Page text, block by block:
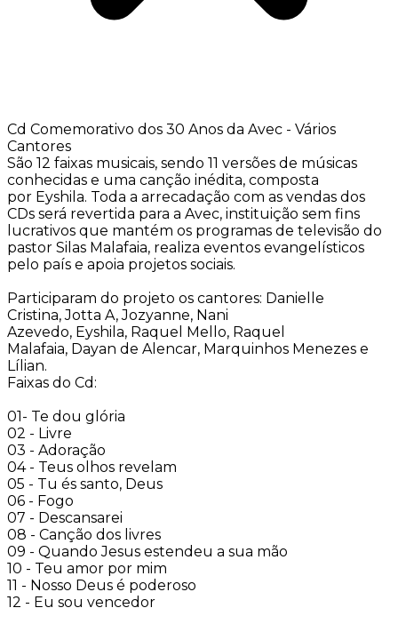
Cd Comemorativo dos 30 Anos da Avec - Vários
Cantores
São 12 faixas musicais, sendo 11 versões de músicas
conhecidas e uma canção inédita, composta
por Eyshila. Toda a arrecadação com as vendas dos
CDs será revertida para a Avec, instituição sem fins
lucrativos que mantém os programas de televisão do
pastor Silas Malafaia, realiza eventos evangelísticos
pelo país e apoia projetos sociais.
Participaram do projeto os cantores: Danielle
Cristina, Jotta A, Jozyanne, Nani
Azevedo, Eyshila, Raquel Mello, Raquel
Malafaia, Dayan de Alencar, Marquinhos Menezes e
Lílian.
Faixas do Cd:
01- Te dou glória
02 - Livre
03 - Adoração
04 - Teus olhos revelam
05 - Tu és santo, Deus
06 - Fogo
07 - Descansarei
08 - Canção dos livres
09 - Quando Jesus estendeu a sua mão
10 - Teu amor por mim
11 - Nosso Deus é poderoso
12 - Eu sou vencedor